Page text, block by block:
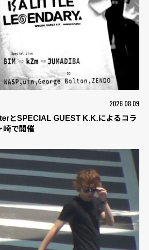
2026.08.09
とSPECIAL GUEST K.K.によるコラ
崎で開催